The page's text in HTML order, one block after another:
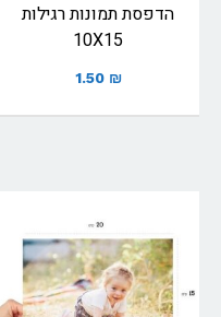
הדפסת תמונות רגילות
10X15
1.50 ₪